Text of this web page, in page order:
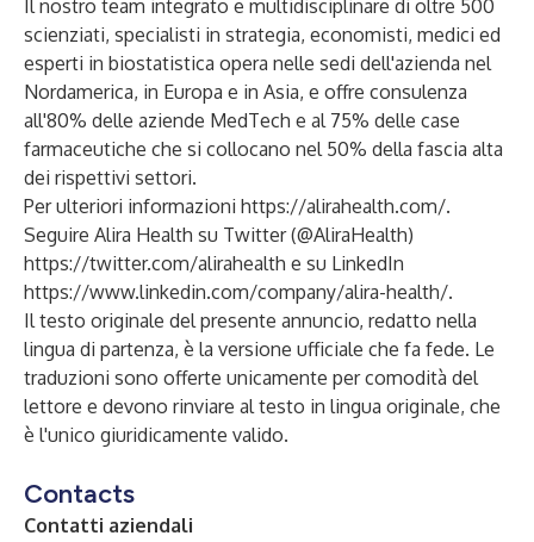
Il nostro team integrato e multidisciplinare di oltre 500
scienziati, specialisti in strategia, economisti, medici ed
esperti in biostatistica opera nelle sedi dell'azienda nel
Nordamerica, in Europa e in Asia, e offre consulenza
all'80% delle aziende MedTech e al 75% delle case
farmaceutiche che si collocano nel 50% della fascia alta
dei rispettivi settori.
Per ulteriori informazioni https://alirahealth.com/.
Seguire Alira Health su Twitter (@AliraHealth)
https://twitter.com/alirahealth e su LinkedIn
https://www.linkedin.com/company/alira-health/.
Il testo originale del presente annuncio, redatto nella
lingua di partenza, è la versione ufficiale che fa fede. Le
traduzioni sono offerte unicamente per comodità del
lettore e devono rinviare al testo in lingua originale, che
è l'unico giuridicamente valido.
Contacts
Contatti aziendali